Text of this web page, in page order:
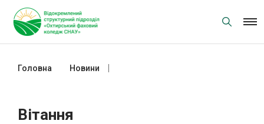
content
Головна Новини
Вітання